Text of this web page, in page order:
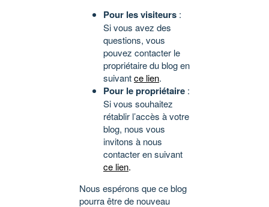
Pour les visiteurs :
Si vous avez des
questions, vous
pouvez contacter le
propriétaire du blog en
suivantce lien.
Pour le propriétaire :
Si vous souhaitez
rétablir l’accès à votre
blog, nous vous
invitons à nous
contacter en suivant
ce lien.
Nous espérons que ce blog
pourra être de nouveau